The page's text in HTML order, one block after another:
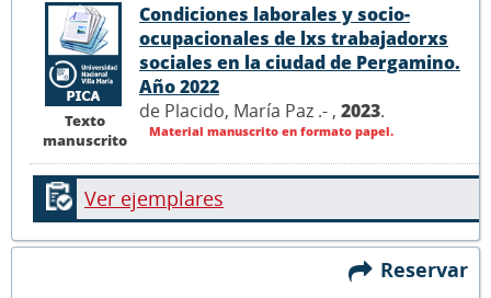
Texto
manuscrito
Condiciones laborales y socio-
ocupacionales de lxs trabajadorxs
sociales en la ciudad de Pergamino.
Año 2022
de Placido, María Paz .- , 2023.
Material manuscrito en formato papel.
Ver ejemplares
Reservar